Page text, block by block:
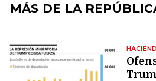
MÁS DE LA